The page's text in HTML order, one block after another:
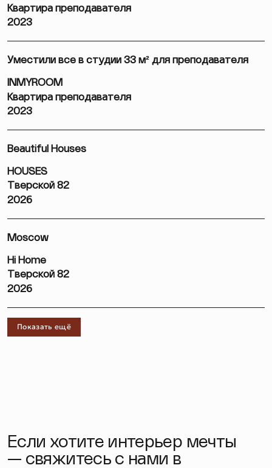
Квартира преподавателя
2023
Уместили все в студии 33 м² для преподавателя
INMYROOM
Квартира преподавателя
2023
Beautiful Houses
HOUSES
Тверской 82
2026
Moscow
Hi Home
Тверской 82
2026
Показать ещё
Если хотите интерьер мечты
— свяжитесь с нами в